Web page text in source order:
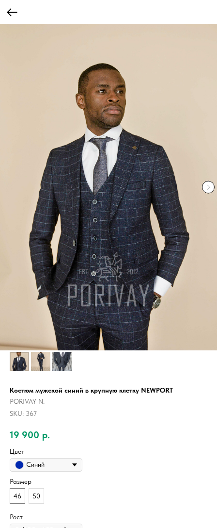
Костюм мужской синий в крупную клетку NEWPORT
PORIVAY N.
SKU: 367
19 900 р.
Цвет
Синий
Размер
46
50
Рост